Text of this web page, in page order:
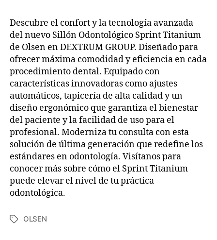
Descubre el confort y la tecnología avanzada
del nuevo Sillón Odontológico Sprint Titanium
de Olsen en DEXTRUM GROUP. Diseñado para
ofrecer máxima comodidad y eficiencia en cada
procedimiento dental. Equipado con
características innovadoras como ajustes
automáticos, tapicería de alta calidad y un
diseño ergonómico que garantiza el bienestar
del paciente y la facilidad de uso para el
profesional. Moderniza tu consulta con esta
solución de última generación que redefine los
estándares en odontología. Visítanos para
conocer más sobre cómo el Sprint Titanium
puede elevar el nivel de tu práctica
odontológica.
OLSEN